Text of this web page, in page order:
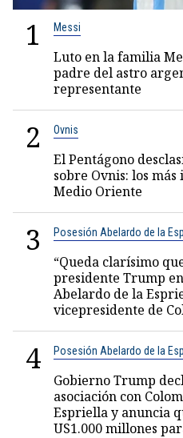
1 Messi
Luto en la familia
padre del astro
representante
2 Ovnis
El Pentágono
sobre Ovnis: los
Medio Oriente
3 Posesión Abelardo de la
“Queda clarísimo
presidente Trump
Abelardo de la
vicepresidente de
4 Posesión Abelardo de la
Gobierno Trump
asociación con
Espriella y anuncia
US1.000 millones